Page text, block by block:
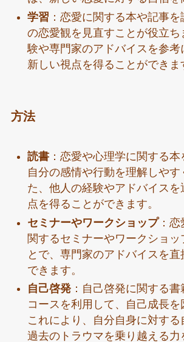
学習 ：恋愛に関する本や記事
の恋愛観を見直すことが役立ち
験や専門家のアドバイスを参考
新しい視点を得ることができま
方法
読書：恋愛や心理学に関する本
自分の感情や行動を理解しやす
た、他人の経験やアドバイス
点を得ることができます。
セミナーやワークショップ：恋
関するセミナーやワークショッ
とで、専門家のアドバイスを
できます。
自己啓発：自己啓発に関する書
コースを利用して、自己成長を
これにより、自分自身に対する
過去のトラウマを乗り越える